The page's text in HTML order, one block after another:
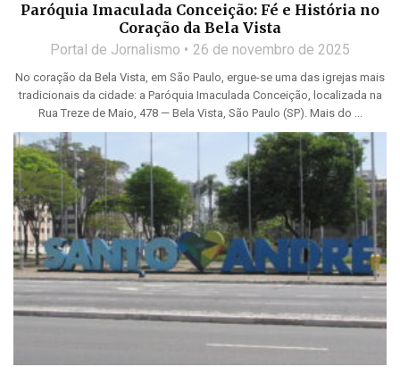
Paróquia Imaculada Conceição: Fé e História no
Coração da Bela Vista
Portal de Jornalismo 26 de novembro de 2025
No coração da Bela Vista, em São Paulo, ergue-se uma das igrejas mais
tradicionais da cidade: a Paróquia Imaculada Conceição, localizada na
Rua Treze de Maio, 478 — Bela Vista, São Paulo (SP). Mais do ...